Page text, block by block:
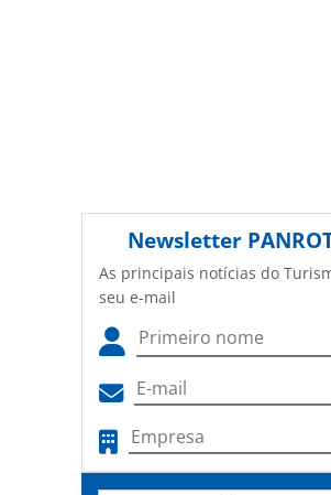
Newsletter
As principais notícias do
seu e-mail